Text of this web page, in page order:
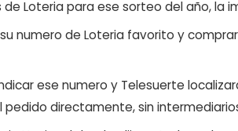
Loteria para ese sorteo del año, la
numero de Loteria favorito y
ese numero y Telesuerte
directamente, sin